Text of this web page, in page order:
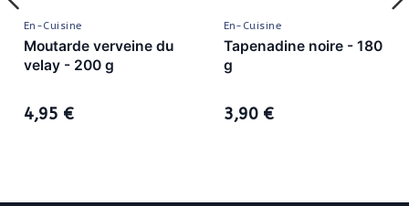
En-Cuisine
Moutarde verveine du
velay - 200 g
4,95 €
En-Cuisine
Tapenadine noire - 180
g
3,90 €